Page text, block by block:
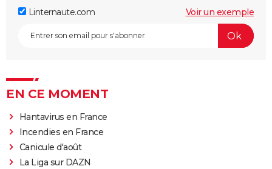
Linternaute.com Voir un exemple
EN CE MOMENT
Hantavirus en France
Incendies en France
Canicule d'août
La Liga sur DAZN